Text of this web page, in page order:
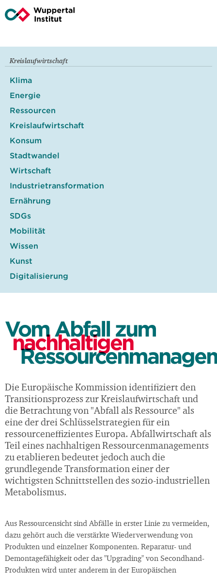
Kreislaufwirtschaft
Klima
Energie
Ressourcen
Kreislaufwirtschaft
Konsum
Stadtwandel
Wirtschaft
Industrietransformation
Ernährung
SDGs
Mobilität
Wissen
Kunst
Digitalisierung
Vom Abfall zum
nachhaltigen
Die Europäische Kommission identifiziert den
Transitionsprozess zur Kreislaufwirtschaft und
die Betrachtung von "Abfall als Ressource" als
eine der drei Schlüsselstrategien für ein
ressourceneffizientes Europa. Abfallwirtschaft als
Teil eines nachhaltigen Ressourcenmanagements
zu etablieren bedeutet jedoch auch die
grundlegende Transformation einer der
wichtigsten Schnittstellen des sozio-industriellen
Metabolismus.
Aus Ressourcensicht sind Abfälle in erster Linie zu vermeiden,
dazu gehört auch die verstärkte Wiederverwendung von
Produkten und einzelner Komponenten. Reparatur- und
Demontagefähigkeit oder das "Upgrading" von Secondhand-
Produkten wird unter anderem in der Europäischen